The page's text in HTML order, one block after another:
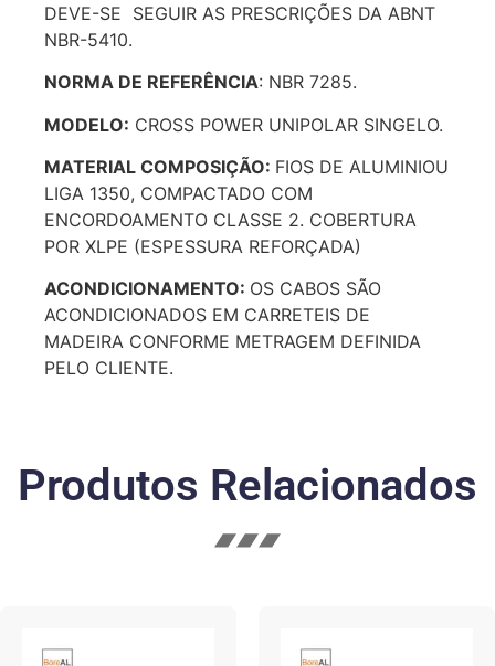
DEVE-SE SEGUIR AS PRESCRIÇÕES DA ABNT
NBR-5410.
NORMA DE REFERÊNCIA: NBR 7285.
MODELO: CROSS POWER UNIPOLAR SINGELO.
MATERIAL COMPOSIÇÃO: FIOS DE ALUMINIOU
LIGA 1350, COMPACTADO COM
ENCORDOAMENTO CLASSE 2. COBERTURA
POR XLPE (ESPESSURA REFORÇADA)
ACONDICIONAMENTO: OS CABOS SÃO
ACONDICIONADOS EM CARRETEIS DE
MADEIRA CONFORME METRAGEM DEFINIDA
PELO CLIENTE.
Produtos Relacionados